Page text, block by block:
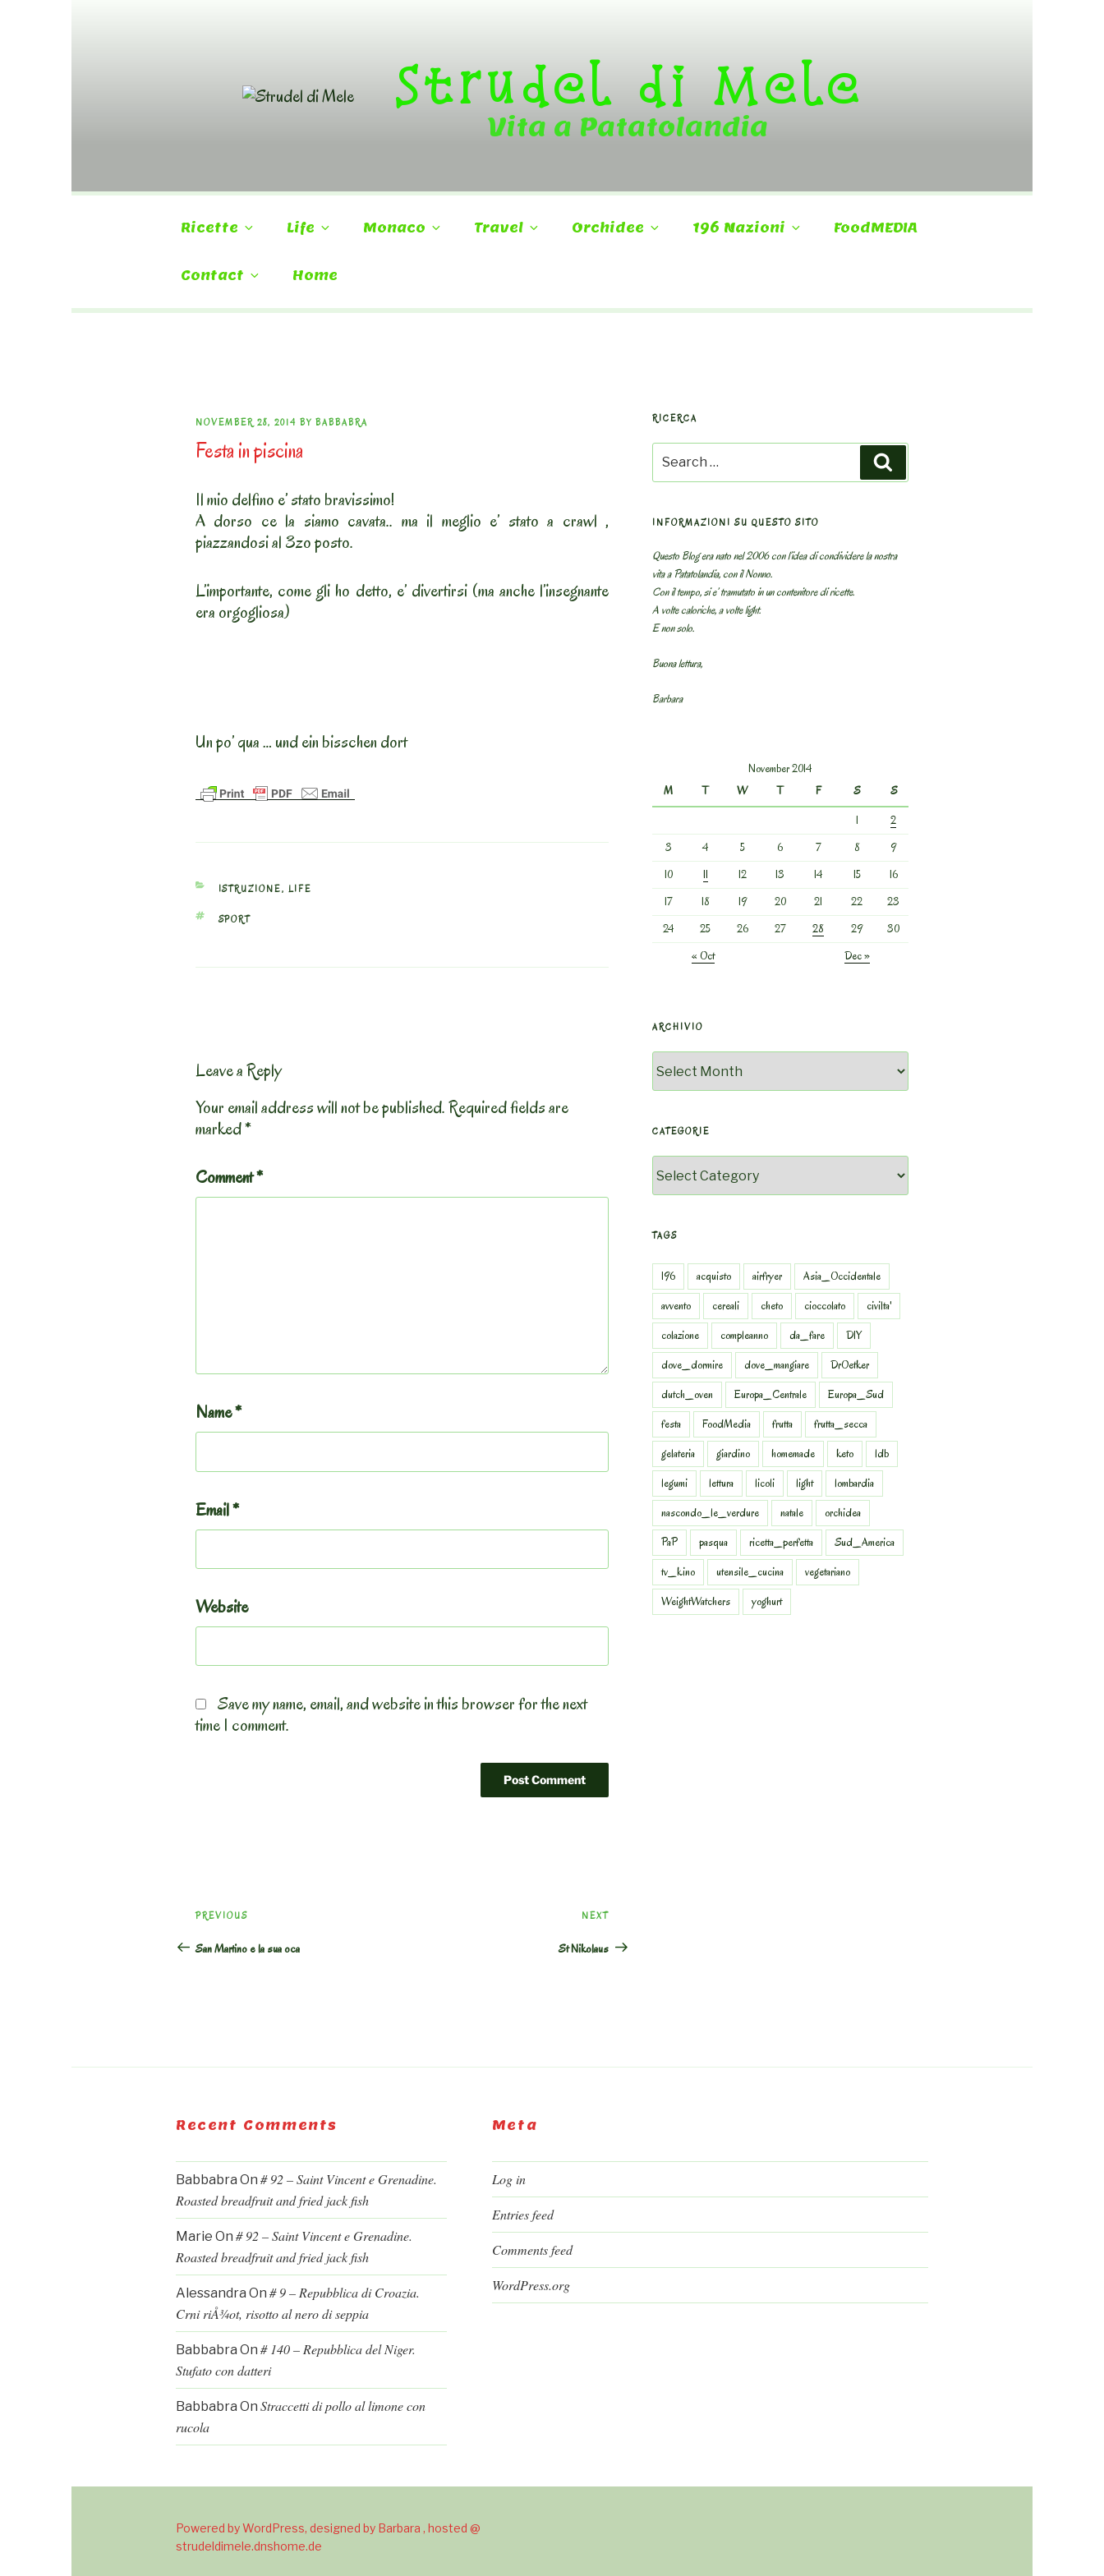
Strudel di Mele
Vita a Patatolandia
Ricette Life Monaco Travel Orchidee 196 Nazioni FoodMEDIA
Contact Home
POSTED
ON
NOVEMBER 28, 2014 BY BABBABRA
Festa in piscina
Il mio delfino e’ stato bravissimo!
A dorso ce la siamo cavata.. ma il meglio e’ stato a crawl ,
piazzandosi al 3zo posto.
L’importante, come gli ho detto, e’ divertirsi (ma anche l’insegnante
era orgogliosa)
Un po’ qua … und ein bisschen dort
CATEGORIES
ISTRUZIONE, LIFE
TAGS
SPORT
Leave a Reply
Your email address will not be published.Required fields are
marked*
Comment*
Name*
Email*
Website
Save my name, email, and website in this browser for the next
time I comment.
Previous
PREVIOUS
San Martino e la sua oca
Next
Post
NEXT
St Nikolaus
RICERCA
for:
INFORMAZIONI SU QUESTO SITO
Questo Blog era nato nel 2006 con l’idea di condividere la nostra
vita a Patatolandia, con il Nonno.
Con il tempo, si e’ tramutato in un contenitore di ricette.
A volte caloriche, a volte light.
E non solo.
Buona lettura,
Barbara
November 2014
M
T W T F S
S
1
2
3
4 5 6 7 8
9
10
11 12 13 14 15
16
17
18 19 20 21 22
23
24
25 26 27 28 29
30
« Oct
Dec »
ARCHIVIO
CATEGORIE
TAGS
196 acquisto airfryer
Asia_Occidentale
avvento
cereali cheto cioccolato
civilta'
colazione
compleanno da_fare
DIY
dove_dormire
dove_mangiare
DrOetker
dutch_oven
Europa_Centrale
Europa_Sud
festa
FoodMedia frutta
frutta_secca
gelateria
giardino homemade keto
ldb
legumi
lettura licoli light
lombardia
nascondo_le_verdure
natale
orchidea
PaP
pasqua ricetta_perfetta
Sud_America
tv_kino
utensile_cucina
vegetariano
WeightWatchers
yoghurt
Recent Comments
Babbabra On # 92 – Saint Vincent e Grenadine.
Roasted breadfruit and fried jack fish
Marie On # 92 – Saint Vincent e Grenadine.
Roasted breadfruit and fried jack fish
Alessandra On # 9 – Repubblica di Croazia.
Crni riÅ¾ot, risotto al nero di seppia
Babbabra On # 140 – Repubblica del Niger.
Stufato con datteri
Babbabra On Straccetti di pollo al limone con
rucola
Meta
Log in
Entries feed
Comments feed
WordPress.org
Powered by WordPress, designed by Barbara , hosted @
strudeldimele.dnshome.de